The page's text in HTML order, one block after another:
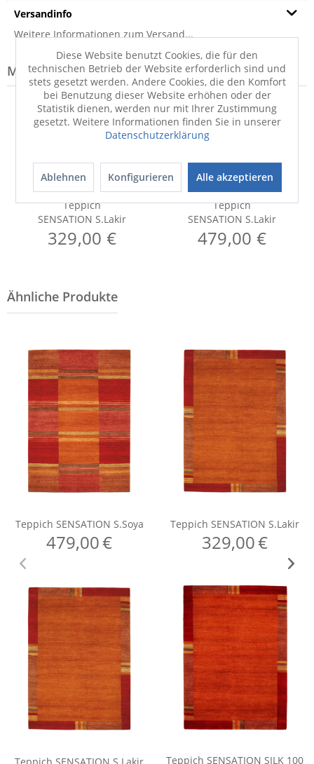
Versandinfo
Weitere Informationen zum Versand...
Modell-Familie: SENSATION
Teppich
SENSATION S.Lakir
329,00 €
Teppich
SENSATION S.Lakir
479,00 €
Diese Website benutzt Cookies, die für den
technischen Betrieb der Website erforderlich sind und
stets gesetzt werden. Andere Cookies, die den Komfort
bei Benutzung dieser Website erhöhen oder der
Statistik dienen, werden nur mit Ihrer Zustimmung
gesetzt. Weitere Informationen finden Sie in unserer
Datenschutzerklärung
Ablehnen Konfigurieren Alle akzeptieren